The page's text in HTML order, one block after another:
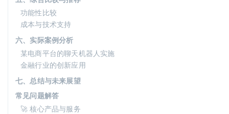
功能性比较
成本与技术支持
六、实际案例分析
某电商平台的聊天机器人实施
金融行业的创新应用
七、总结与未来展望
常见问题解答
🚀 核心产品与服务